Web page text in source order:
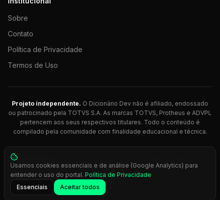
Sobre
Contato
Política de Privacidade
Termos de Uso
Projeto independente. O Dicionário Dev não é afiliado, endossado
ou patrocinado pela TOTVS S.A. As marcas TOTVS, Protheus e ADVPL
pertencem aos seus respectivos titulares. Todo o conteúdo é
compilado pela comunidade com finalidade educacional e técnica.
© 2026 Dicionário Dev. Feito com 💚 para desenvolvedores
Protheus.
Press Ctrl+K
Usamos cookies essenciais e de análise (Google Analytics) para
entender o uso do portal. Política de Privacidade
Essenciais
Aceitar todos